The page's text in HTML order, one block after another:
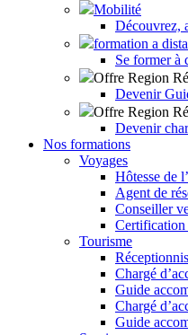
Mobilité
Découvrez,
formation a
Se former à
Offre Region
Devenir
Offre Region
Devenir
Nos formations
Voyages
Hôtesse de
Agent de
Conseiller
Tourisme
Chargé
Guide
Chargé
Guide